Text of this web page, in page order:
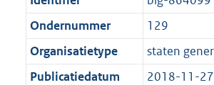
n
f
o
r
M
b
o
t
e
:
o
t
t
e
Ondernummer
129
Organisatietype
staten
Publicatiedatum
2018-11-27